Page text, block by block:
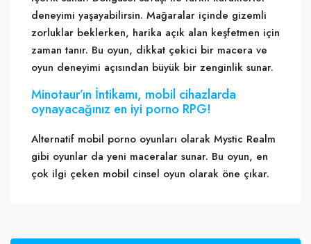
deneyimi yaşayabilirsin. Mağaralar içinde gizemli
zorluklar beklerken, harika açık alan keşfetmen için
zaman tanır. Bu oyun, dikkat çekici bir macera ve
oyun deneyimi açısından büyük bir zenginlik sunar.
Minotaur’ın İntikamı, mobil cihazlarda
oynayacağınız en iyi porno RPG!
Alternatif mobil porno oyunları olarak Mystic Realm
gibi oyunlar da yeni maceralar sunar. Bu oyun, en
çok ilgi çeken mobil cinsel oyun olarak öne çıkar.